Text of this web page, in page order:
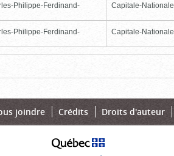
Philippe-Ferdinand-
Capitale-Nationale
Philippe-Ferdinand-
Capitale-Nationale
joindre Crédits Droits d'auteur